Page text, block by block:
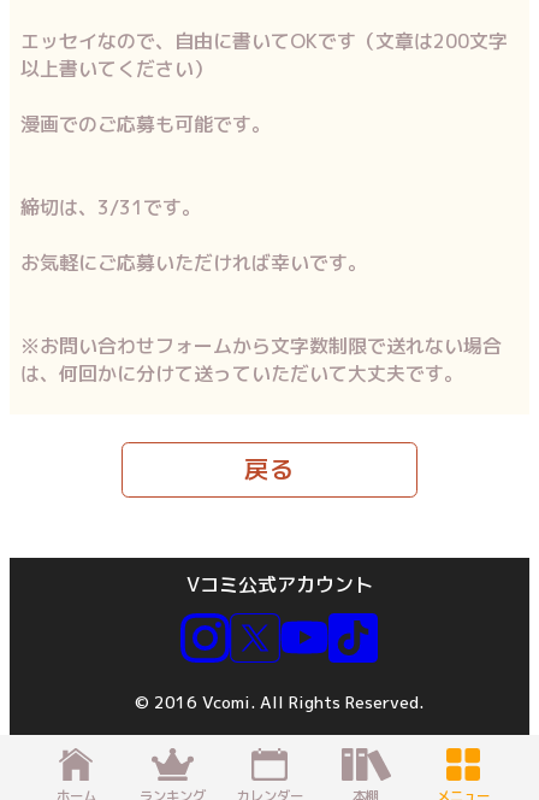
エッセイなので、自由に書いてOKです（文章は200文字
以上書いてください）
漫画でのご応募も可能です。
締切は、3/31です。
お気軽にご応募いただければ幸いです。
※お問い合わせフォームから文字数制限で送れない場合
は、何回かに分けて送っていただいて大丈夫です。
戻る
Vコミ公式アカウント
© 2016 Vcomi. All Rights Reserved.